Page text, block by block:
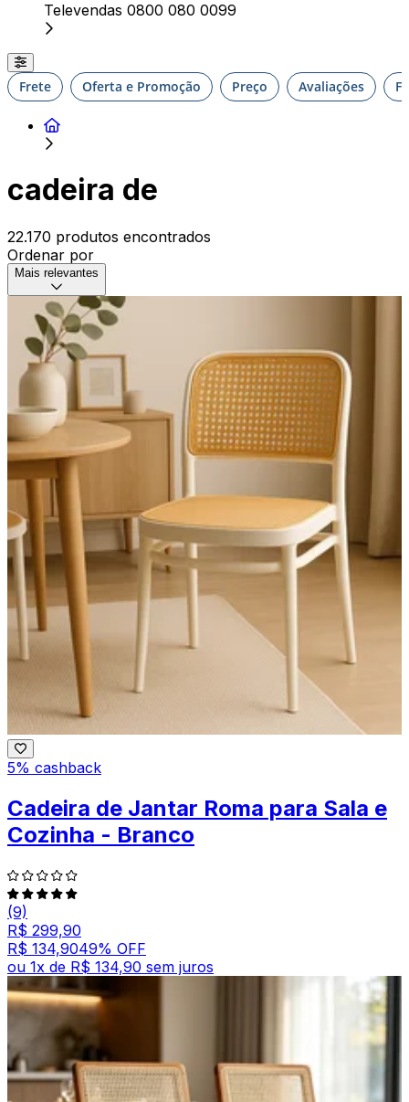
Televendas 0800 080 0099
Frete Oferta e Promoção Preço Avaliações
cadeira de
22.170 produtos encontrados
Ordenar por
Mais relevantes
5% cashback
Cadeira de Jantar Roma para Sala e
Cozinha - Branco
(9)
R$ 299,90
R$ 134,9049% OFF
ou 1x de R$ 134,90 sem juros